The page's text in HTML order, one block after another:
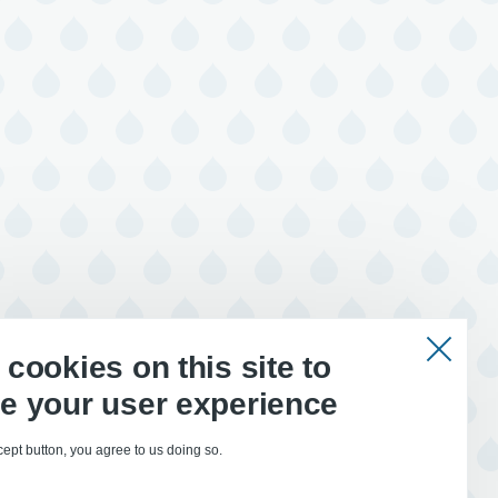
cookies on this site to
your user experience
button, you agree to us doing so.